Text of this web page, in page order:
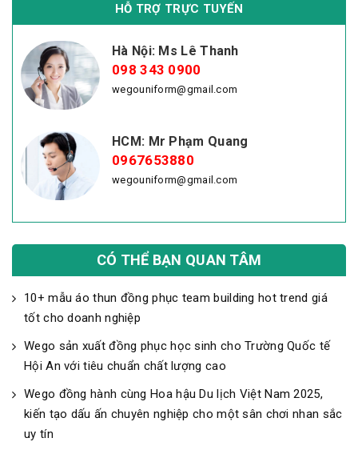
HỖ TRỢ TRỰC TUYẾN
Hà Nội: Ms Lê Thanh
098 343 0900
wegouniform@gmail.com
HCM: Mr Phạm Quang
0967653880
wegouniform@gmail.com
CÓ THỂ BẠN QUAN TÂM
10+ mẫu áo thun đồng phục team building hot trend giá
tốt cho doanh nghiệp
Wego sản xuất đồng phục học sinh cho Trường Quốc tế
Hội An với tiêu chuẩn chất lượng cao
Wego đồng hành cùng Hoa hậu Du lịch Việt Nam 2025,
kiến tạo dấu ấn chuyên nghiệp cho một sân chơi nhan sắc
uy tín